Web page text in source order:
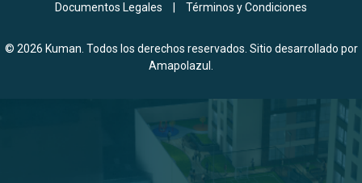
Documentos Legales
Términos y Condiciones
© 2026 Kuman . Todos los derechos reservados. Sitio desarrollado por
Amapolazul